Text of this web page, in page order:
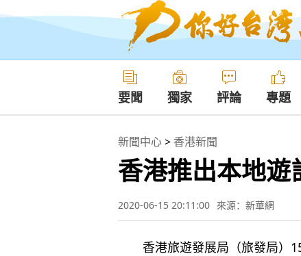
要聞 獨家 評論 專題
新聞中心> 香港新聞
香港推出本地
2020-06-15 20:11:00 來源：新華網
香港旅遊發展局（旅發局）15